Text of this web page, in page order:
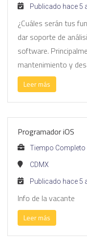
Publicado hace 5
¿Cuáles serán tus
dar soporte de
software.
mantenimiento y
Leer más
Programador iOS
Tiempo Completo
CDMX
Publicado hace 5
Info de la vacante
Leer más